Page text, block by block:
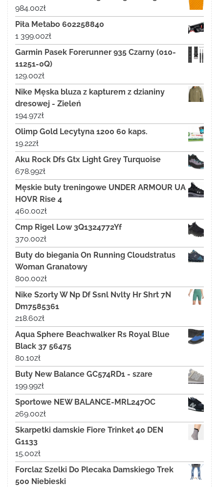
984.00zł
Piła Metabo 602258840
1 399.00zł
Garmin Pasek Forerunner 935 Czarny (010-
11251-0Q)
129.00zł
Nike Męska bluza z kapturem z dzianiny
dresowej - Zieleń
194.97zł
Olimp Gold Lecytyna 1200 60 kaps.
19.22zł
Aku Rock Dfs Gtx Light Grey Turquoise
678.99zł
Męskie buty treningowe UNDER ARMOUR UA
HOVR Rise 4
460.00zł
Cmp Rigel Low 3Q1324772Yf
370.00zł
Buty do biegania On Running Cloudstratus
Woman Granatowy
800.00zł
Nike Szorty W Np Df Ssnl Nvlty Hr Shrt 7N
Dm7585361
218.60zł
Aqua Sphere Beachwalker Rs Royal Blue
Black 37 56475
80.10zł
Buty New Balance GC574RD1 - szare
199.99zł
Sportowe NEW BALANCE-MRL247OC
269.00zł
Skarpetki damskie Fiore Trinket 40 DEN
G1133
15.00zł
Forclaz Szelki Do Plecaka Damskiego Trek
500 Niebieski